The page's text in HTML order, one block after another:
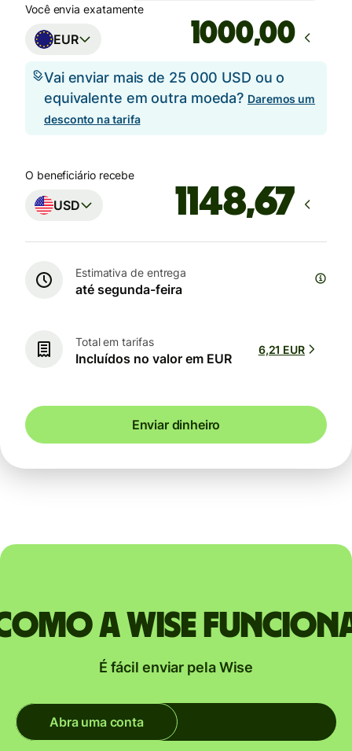
Você envia exatamente
EUR ,00
Vai enviar mais de 25 000 USD ou o
equivalente em outra moeda? Daremos um
desconto na tarifa
O beneficiário recebe
USD
Estimativa de entrega
até segunda-feira
Total em tarifas
Incluídos no valor em EUR
6,21 EUR
Enviar dinheiro
a Wise
É fácil enviar pela Wise
Abra uma conta